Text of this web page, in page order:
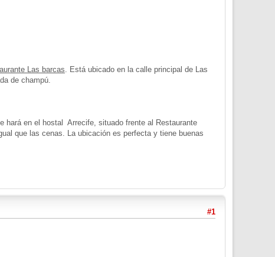
Las barcas . Está ubicado en la calle principal de Las
de champú.
hará en el hostal Arrecife, situado frente al Restaurante
que las cenas. La ubicación es perfecta y tiene buenas
#1